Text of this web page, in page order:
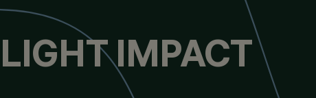
LIGHT IMPACT